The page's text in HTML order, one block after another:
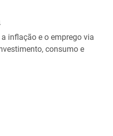
inflação e o emprego via
consumo e